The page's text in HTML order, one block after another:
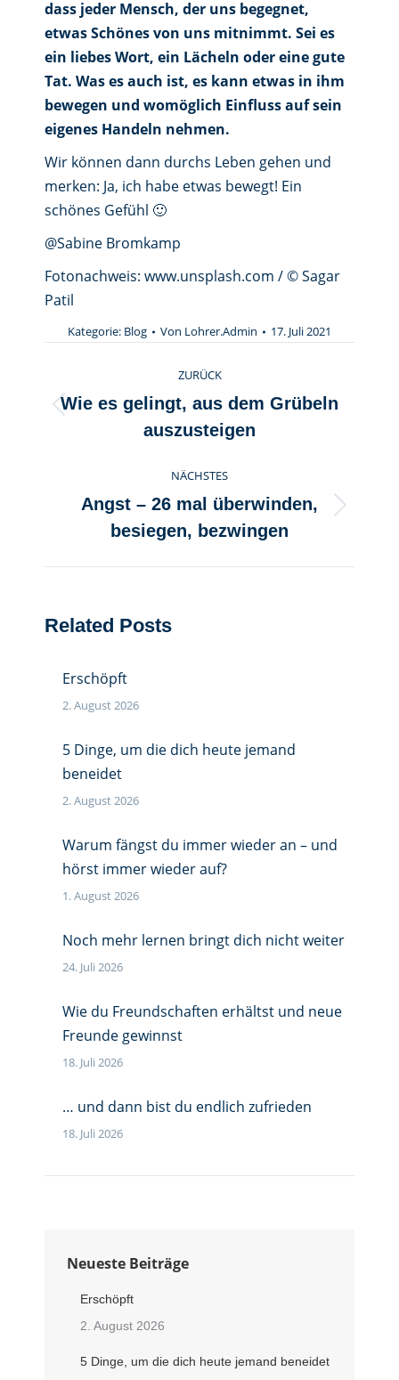
dass jeder Mensch, der uns begegnet,
etwas Schönes von uns mitnimmt. Sei es
ein liebes Wort, ein Lächeln oder eine gute
Tat. Was es auch ist, es kann etwas in ihm
bewegen und womöglich Einfluss auf sein
eigenes Handeln nehmen.
Wir können dann durchs Leben gehen und
merken: Ja, ich habe etwas bewegt! Ein
schönes Gefühl 🙂
@Sabine Bromkamp
Fotonachweis: www.unsplash.com / © Sagar
Patil
Kategorie: Blog Von Lohrer.Admin 17. Juli 2021
ZURÜCK
Vorheriger
Beitrag:
Wie es gelingt, aus dem Grübeln
auszusteigen
NÄCHSTES
Nächster
Beitrag:
Angst – 26 mal überwinden,
besiegen, bezwingen
Related Posts
Erschöpft
2. August 2026
5 Dinge, um die dich heute jemand
beneidet
2. August 2026
Warum fängst du immer wieder an – und
hörst immer wieder auf?
1. August 2026
Noch mehr lernen bringt dich nicht weiter
24. Juli 2026
Wie du Freundschaften erhältst und neue
Freunde gewinnst
18. Juli 2026
… und dann bist du endlich zufrieden
18. Juli 2026
Neueste Beiträge
Erschöpft
2. August 2026
5 Dinge, um die dich heute jemand beneidet